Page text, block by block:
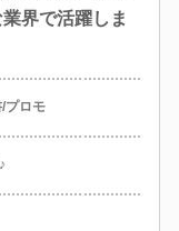
界で活躍しま
プロモ